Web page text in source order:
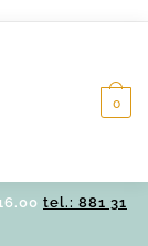
0
tel.: 881 31